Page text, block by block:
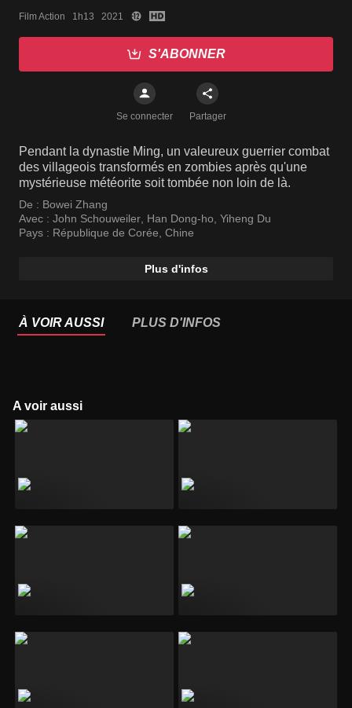
Film Action   1h13   2021
S'ABONNER
Se connecter Partager
Pendant la dynastie Ming, un valeureux guerrier combat
des villageois transformés en zombies après qu'une
mystérieuse météorite soit tombée non loin de là.
De : Bowei Zhang
Avec : John Schouweiler, Han Dong-ho, Yiheng Du
Pays : République de Corée, Chine
Plus d'infos
À VOIR AUSSI PLUS D'INFOS
A voir aussi